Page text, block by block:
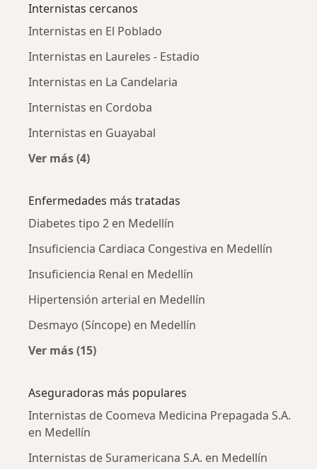
Internistas cercanos
Internistas en El Poblado
Internistas en Laureles - Estadio
Internistas en La Candelaria
Internistas en Cordoba
Internistas en Guayabal
Ver más (4)
Enfermedades más tratadas
Diabetes tipo 2 en Medellín
Insuficiencia Cardiaca Congestiva en Medellín
Insuficiencia Renal en Medellín
Hipertensión arterial en Medellín
Desmayo (Síncope) en Medellín
Ver más (15)
Aseguradoras más populares
Internistas de Coomeva Medicina Prepagada S.A.
en Medellín
Internistas de Suramericana S.A. en Medellín